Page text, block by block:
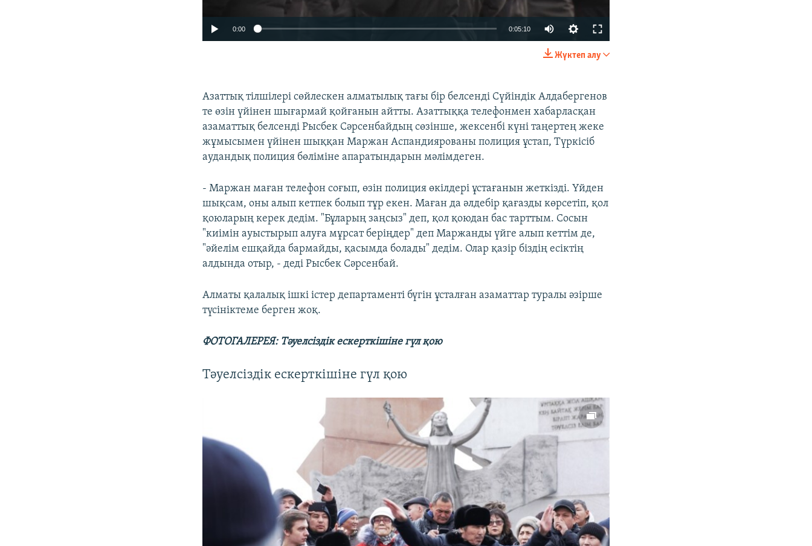
БӨЛІСІҢІЗ
0:00 0:05:10
Жүктеп алу
Азаттық тілшілері сөйлескен алматылық тағы бір белсенді Сүйіндік Алдабергенов
те өзін үйінен шығармай қойғанын айтты. Азаттыққа телефонмен хабарласқан
азаматтық белсенді Рысбек Сәрсенбайдың сөзінше, жексенбі күні таңертең жеке
жұмысымен үйінен шыққан Маржан Аспандиярованы полиция ұстап, Түркісіб
аудандық полиция бөліміне апаратындарын мәлімдеген.
- Маржан маған телефон соғып, өзін полиция өкілдері ұстағанын жеткізді. Үйден
шықсам, оны алып кетпек болып тұр екен. Маған да әлдебір қағазды көрсетіп, қол
қоюларың керек дедім. "Бұларың заңсыз" деп, қол қоюдан бас тарттым. Сосын
"киімін ауыстырып алуға мұрсат беріңдер" деп Маржанды үйге алып кеттім де,
"әйелім ешқайда бармайды, қасымда болады" дедім. Олар қазір біздің есіктің
алдында отыр, - деді Рысбек Сәрсенбай.
Алматы қалалық ішкі істер департаменті бүгін ұсталған азаматтар туралы әзірше
түсініктеме берген жоқ.
ФОТОГАЛЕРЕЯ: Тәуелсіздік ескерткішіне гүл қою
Тәуелсіздік ескерткішіне гүл қою